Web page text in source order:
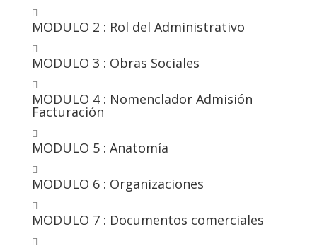

MODULO 2 : Rol del Administrativo

MODULO 3 : Obras Sociales

MODULO 4 : Nomenclador Admisión
Facturación

MODULO 5 : Anatomía

MODULO 6 : Organizaciones

MODULO 7 : Documentos comerciales
